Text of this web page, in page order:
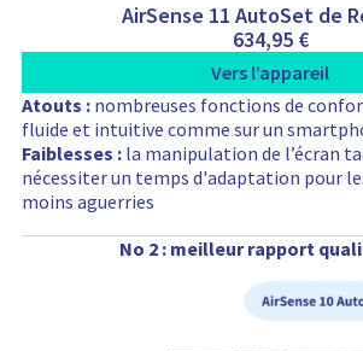
AirSense 11 AutoSet de
634,95 €
Vers l’appareil
Atouts : nombreuses fonctions de
fluide et intuitive comme sur un
Faiblesses : la manipulation de l’écran
nécessiter un temps d'adaptation pour
moins aguerries
No 2 : meilleur rapport